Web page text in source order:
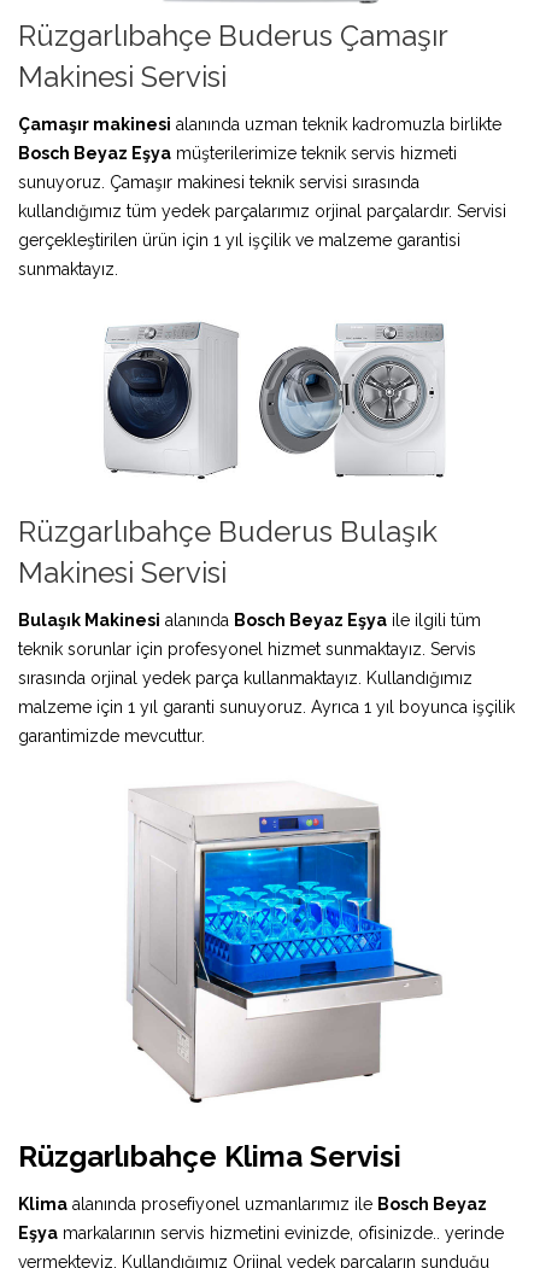
Rüzgarlıbahçe Buderus Çamaşır
Makinesi Servisi
Çamaşır makinesi alanında uzman teknik kadromuzla birlikte
Bosch Beyaz Eşya müşterilerimize teknik servis hizmeti
sunuyoruz. Çamaşır makinesi teknik servisi sırasında
kullandığımız tüm yedek parçalarımız orjinal parçalardır. Servisi
gerçekleştirilen ürün için 1 yıl işçilik ve malzeme garantisi
sunmaktayız.
Rüzgarlıbahçe Buderus Bulaşık
Makinesi Servisi
Bulaşık Makinesi alanında Bosch Beyaz Eşya ile ilgili tüm
teknik sorunlar için profesyonel hizmet sunmaktayız. Servis
sırasında orjinal yedek parça kullanmaktayız. Kullandığımız
malzeme için 1 yıl garanti sunuyoruz. Ayrıca 1 yıl boyunca işçilik
garantimizde mevcuttur.
Rüzgarlıbahçe Klima Servisi
Klima alanında prosefiyonel uzmanlarımız ile Bosch Beyaz
Eşya markalarının servis hizmetini evinizde, ofisinizde.. yerinde
vermekteyiz. Kullandığımız Orjinal yedek parçaların sunduğu